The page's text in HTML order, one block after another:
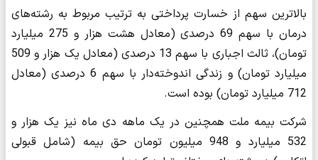
بالاترین سهم از خسارت پرداختی به ترتیب مربوط به رشته‌های
درمان با سهم 69 درصدی (معادل هشت هزار و 275 میلیارد
تومان)، ثالث اجباری با سهم 13 درصدی (معادل یک هزار و 509
میلیارد تومان) و زندگی اندوخته‌دار با سهم 6 درصدی (معادل
712 میلیارد تومان) بوده است.
شرکت بیمه ملت همچنین در یک ماهه دی ماه نیز یک هزار و
532 میلیارد و 948 میلیون تومان حق بیمه (شامل قبولی